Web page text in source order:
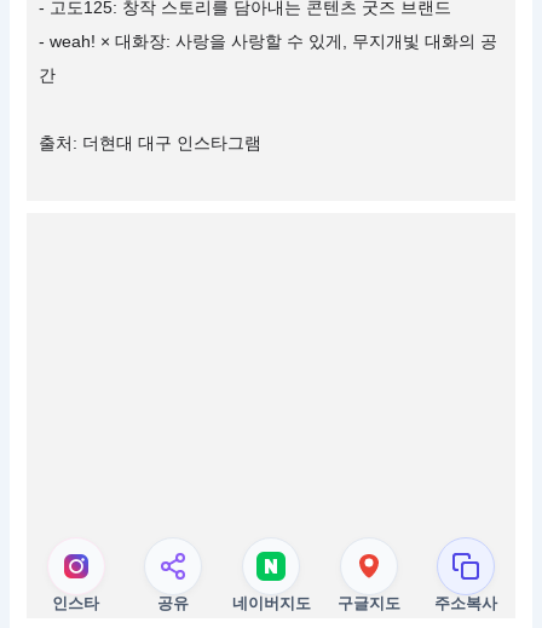
- 고도125: 창작 스토리를 담아내는 콘텐츠 굿즈 브랜드
- weah! × 대화장: 사랑을 사랑할 수 있게, 무지개빛 대화의 공
간
출처: 더현대 대구 인스타그램
인스타 공유 네이버지도 구글지도 주소복사